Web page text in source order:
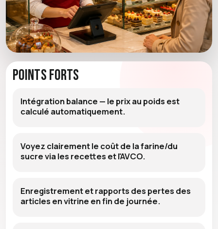
Points forts
Intégration balance — le prix au poids est
calculé automatiquement.
Voyez clairement le coût de la farine/du
sucre via les recettes et l'AVCO.
Enregistrement et rapports des pertes des
articles en vitrine en fin de journée.